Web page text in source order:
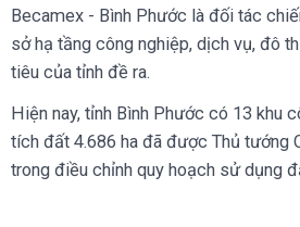
Becamex - Bình Phước là đối tác
sở hạ tầng công nghiệp, dịch vụ, đô
tiêu của tỉnh đề ra.
Hiện nay, tỉnh Bình Phước có 13 khu
tích đất 4.686 ha đã được Thủ tướng
trong điều chỉnh quy hoạch sử dụng